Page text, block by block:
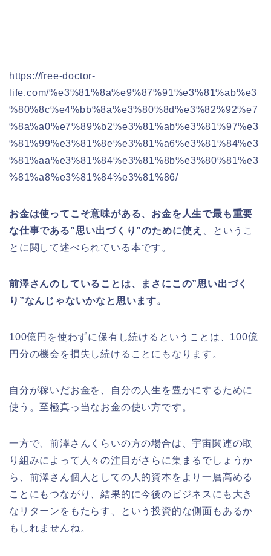
https://free-doctor-
life.com/%e3%81%8a%e9%87%91%e3%81%ab%e3
%80%8c%e4%bb%8a%e3%80%8d%e3%82%92%e7
%8a%a0%e7%89%b2%e3%81%ab%e3%81%97%e3
%81%99%e3%81%8e%e3%81%a6%e3%81%84%e3
%81%aa%e3%81%84%e3%81%8b%e3%80%81%e3
%81%a8%e3%81%84%e3%81%86/
お金は使ってこそ意味がある、お金を人生で最も重要
な仕事である”思い出づくり”のために使え
、というこ
とに関して述べられている本です。
前澤さんのしていることは、まさにこの”思い出づく
り”なんじゃないかなと思います。
100億円を使わずに保有し続けるということは、100億
円分の機会を損失し続けることにもなります。
自分が稼いだお金を、自分の人生を豊かにするために
使う。至極真っ当なお金の使い方です。
一方で、前澤さんくらいの方の場合は、宇宙関連の取
り組みによって人々の注目がさらに集まるでしょうか
ら、前澤さん個人としての人的資本をより一層高める
ことにもつながり、結果的に今後のビジネスにも大き
なリターンをもたらす、という投資的な側面もあるか
もしれませんね。